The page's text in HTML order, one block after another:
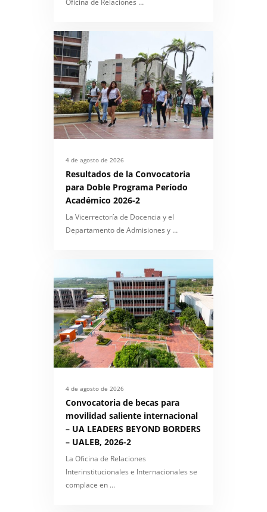
4 de agosto de 2026
Resultados de la Convocatoria
para Doble Programa Período
Académico 2026-2
La Vicerrectoría de Docencia y el
Departamento de Admisiones y …
4 de agosto de 2026
Convocatoria de becas para
movilidad saliente internacional
– UA LEADERS BEYOND BORDERS
– UALEB, 2026-2
La Oficina de Relaciones
Interinstitucionales e Internacionales se
complace en …